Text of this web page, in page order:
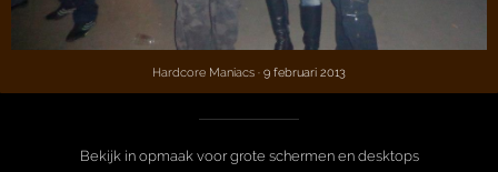
Hardcore Maniacs · 9 februari 2013
Bekijk in opmaak voor grote schermen en desktops